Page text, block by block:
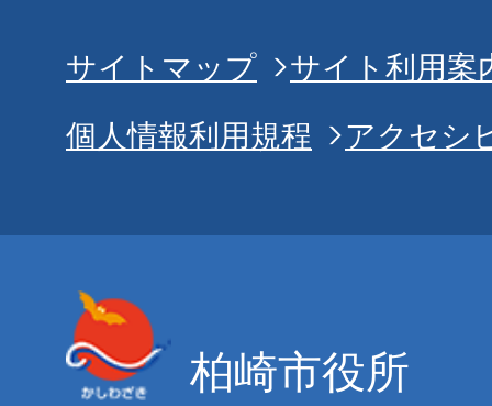
サイトマップ
サイト利用案
個人情報利用規程
アクセシ
柏崎市役所